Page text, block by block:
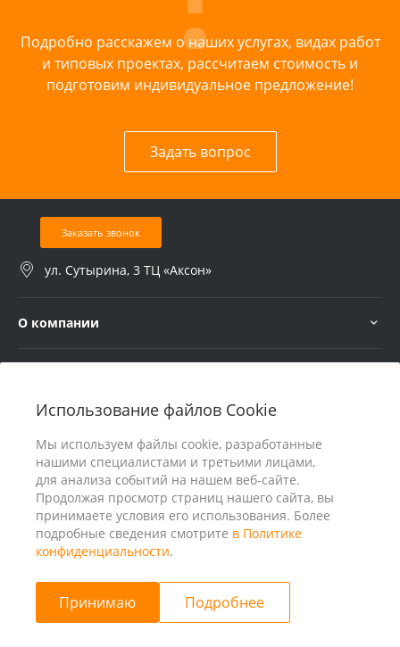
Использование файлов Cookie
Мы используем файлы cookie, разработанные
нашими специалистами и третьими лицами,
для анализа событий на нашем веб-сайте.
Продолжая просмотр страниц нашего сайта, вы
принимаете условия его использования. Более
подробные сведения смотрите в Политике
конфиденциальности.
Принимаю Подробнее
Подробно расскажем о наших услугах, видах работ
и типовых проектах, рассчитаем стоимость и
подготовим индивидуальное предложение!
Задать вопрос
Заказать звонок
ул. Сутырина, 3 ТЦ «Аксон»
О компании